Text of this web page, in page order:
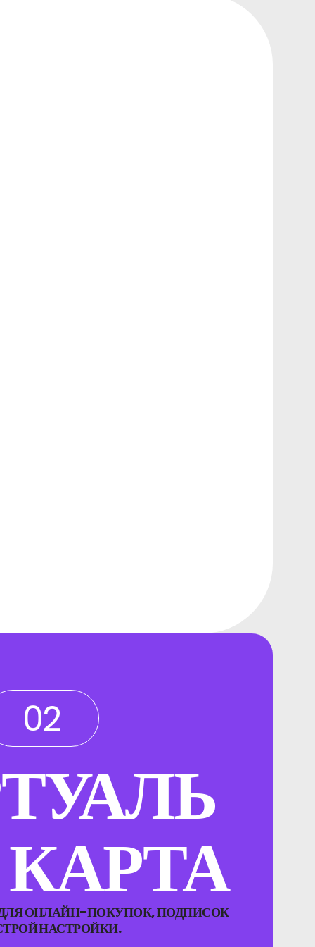
02
ОНЛАЙН-ПОКУПОК, ПОДПИСОК
НАСТРОЙКИ.